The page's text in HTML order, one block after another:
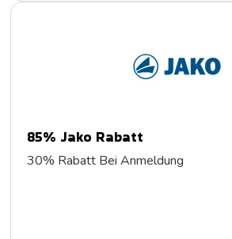
85% Jako Rabatt
30% Rabatt Bei Anmeldung